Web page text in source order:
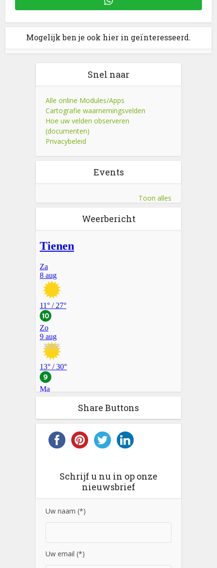
Mogelijk ben je ook hier in geïnteresseerd.
Snel naar
Alle online Modules/Apps
Cartografie waarnemingsvelden
Hoe uw velden observeren
(documenten)
Privacybeleid
Events
Toon alles
Weerbericht
Share Buttons
Schrijf u nu in op onze
nieuwsbrief
Uw naam (*)
Uw email (*)